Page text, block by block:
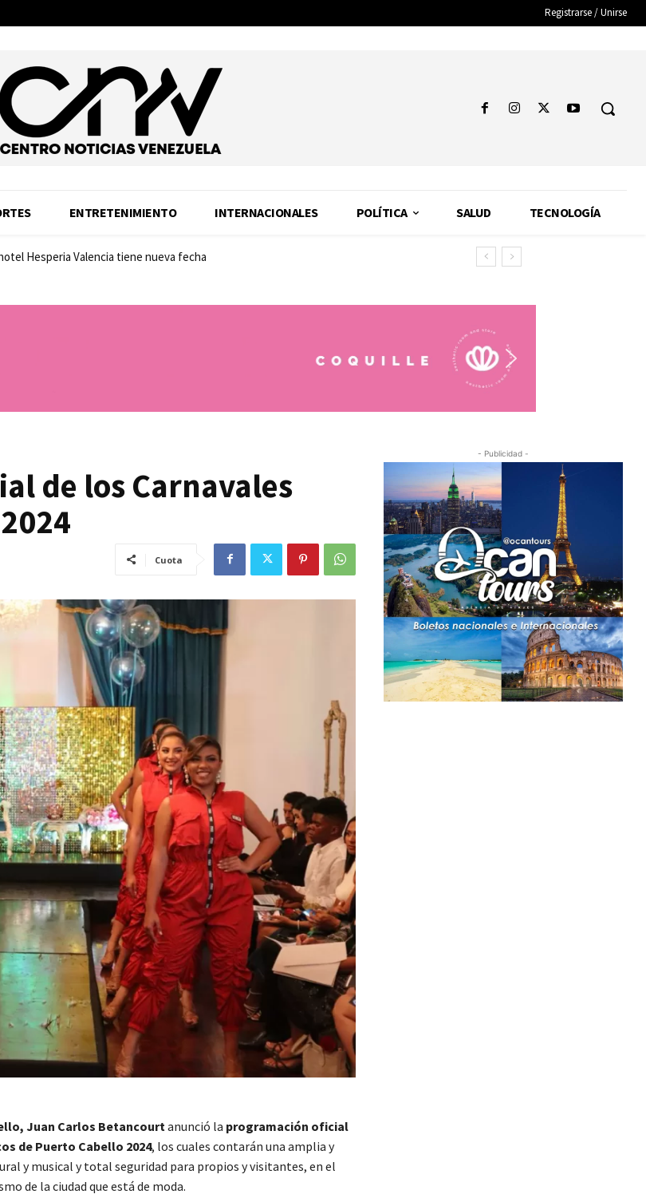
Registrarse / Unirse
ENTRETENIMIENTO INTERNACIONALES POLÍTICA SALUD TECNOLOGÍA
Hesperia Valencia tiene nueva fecha
SSD 990
de los Carnavales
Cuota
Juan Carlos Betancourt anunció la programación oficial
de Puerto Cabello 2024, los cuales contarán una amplia y
y musical y total seguridad para propios y visitantes, en el
de la ciudad que está de moda.
- Publicidad -